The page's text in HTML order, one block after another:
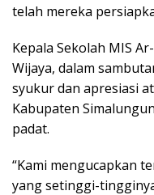
telah mereka
Kepala Sekolah MIS
Wijaya, dalam
syukur dan apresiasi
Kabupaten
padat.
“Kami mengucapkan
yang setinggi-